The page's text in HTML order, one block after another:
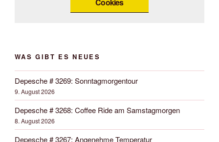
WAS GIBT ES NEUES
Depesche # 3269: Sonntagmorgentour
9. August 2026
Depesche # 3268: Coffee Ride am Samstagmorgen
8. August 2026
Depesche # 3267: Angenehme Temperatur